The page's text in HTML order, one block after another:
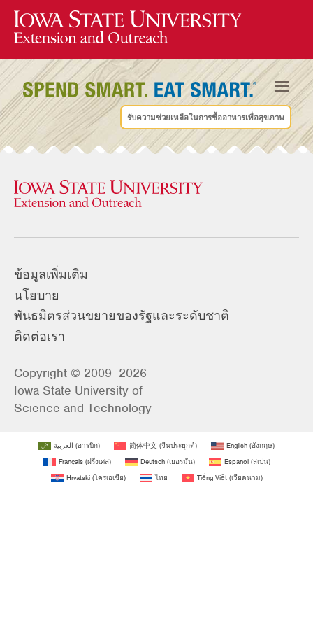
รับความช่วยเหลือในการซื้ออาหารเพื่อสุขภาพ
ข้อมูลเพิ่มเติม
นโยบาย
พันธมิตรส่วนขยายของรัฐและระดับชาติ
ติดต่อเรา
Copyright © 2009–2026
Iowa State University of
Science and Technology
العربية (อารบิก) 简体中文 (จีนประยุกต์) English (อังกฤษ)
Français(ฝรั่งเศส) Deutsch(เยอรมัน) Español(สเปน)
Hrvatski(โครเอเชีย) ไทย Tiếng Việt(เวียดนาม)